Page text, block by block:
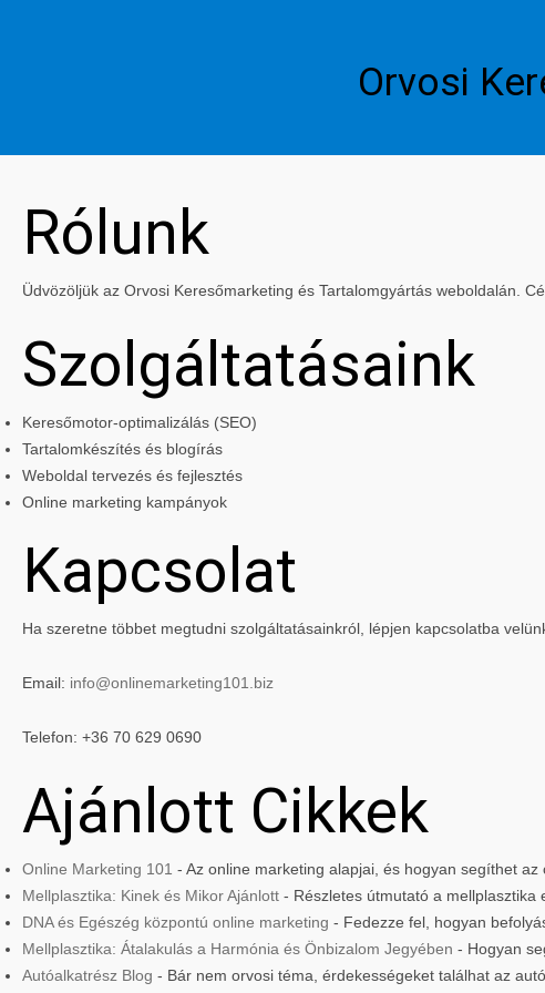
Orvosi
Rólunk
Üdvözöljük az Orvosi Keresőmarketing és Tartalomgyártás weboldalán.
Szolgáltatásaink
Keresőmotor-optimalizálás (SEO)
Tartalomkészítés és blogírás
Weboldal tervezés és fejlesztés
Online marketing kampányok
Kapcsolat
Ha szeretne többet megtudni szolgáltatásainkról, lépjen kapcsolatba
Email: info@onlinemarketing101.biz
Telefon: +36 70 629 0690
Ajánlott Cikkek
Online Marketing 101 - Az online marketing alapjai, és hogyan segíthet az
Mellplasztika: Kinek és Mikor Ajánlott - Részletes útmutató a mellplasztika
DNA és Egészég központú online marketing - Fedezze fel, hogyan
Mellplasztika: Átalakulás a Harmónia és Önbizalom Jegyében - Hogyan
Autóalkatrész Blog - Bár nem orvosi téma, érdekességeket találhat az